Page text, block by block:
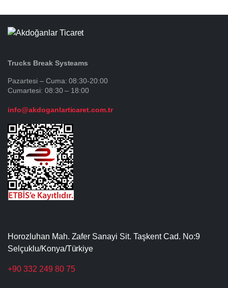
Trucks Break Systeams
Pazartesi – Cuma: 08:30-20:00
Cumartesi: 08:30 – 18:00
info@akdoganlarticaret.com.tr
Horozluhan Mah. Zafer Sanayi Sit. Taşkent Cad. No:9
Selçuklu/Konya/Türkiye
+90 332 249 80 75